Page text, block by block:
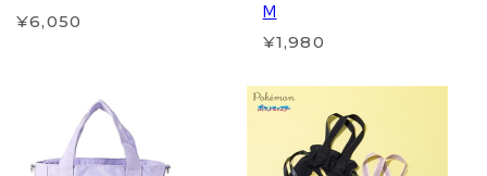
¥6,050
M
¥1,980